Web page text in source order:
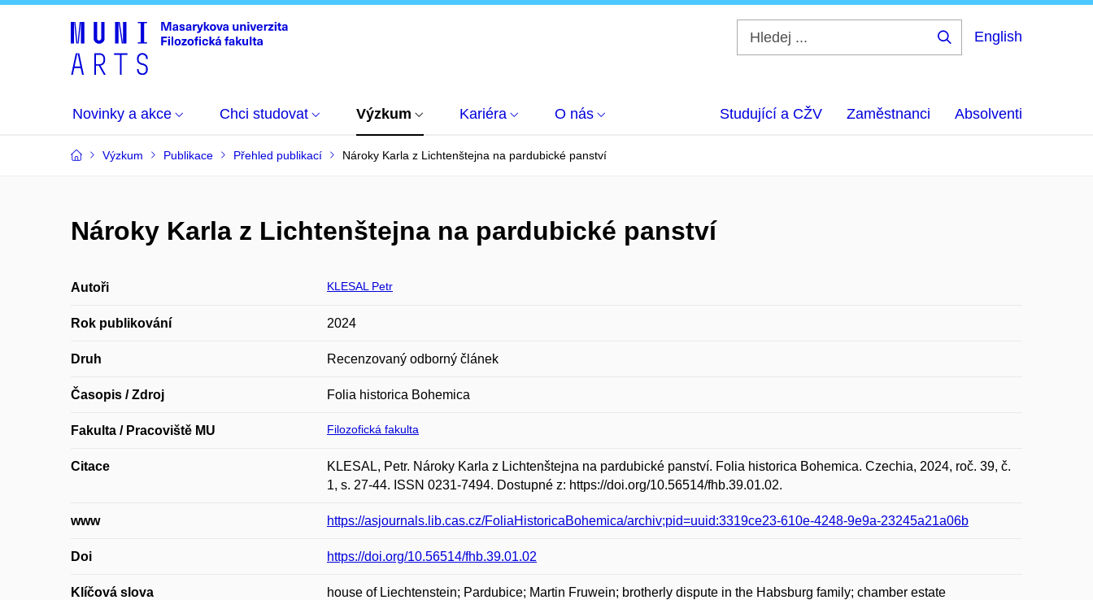
English
Novinky a akce Chci studovat Výzkum Kariéra O nás Studující a CŽV Zaměstnanci Absolventi
Výzkum Publikace Přehled publikací Nároky Karla z Lichtenštejna na pardubické panství
Nároky Karla z Lichtenštejna na pardubické panství
Autoři KLESAL Petr
Rok publikování 2024
Druh Recenzovaný odborný článek
Časopis / Zdroj Folia historica Bohemica
Fakulta / Pracoviště MU Filozofická fakulta
Citace
KLESAL, Petr. Nároky Karla z Lichtenštejna na pardubické panství. Folia historica Bohemica. Czechia, 2024, roč. 39, č.
1, s. 27-44. ISSN 0231-7494. Dostupné z: https://doi.org/10.56514/fhb.39.01.02.
www https://asjournals.lib.cas.cz/FoliaHistoricaBohemica/archiv;pid=uuid:3319ce23-610e-4248-9e9a-23245a21a06b
Doi https://doi.org/10.56514/fhb.39.01.02
Klíčová slova house of Liechtenstein; Pardubice; Martin Fruwein; brotherly dispute in the Habsburg family; chamber estate